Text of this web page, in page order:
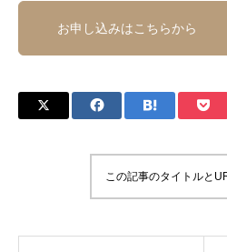
お申し込みはこちらから
この記事のタイトルと